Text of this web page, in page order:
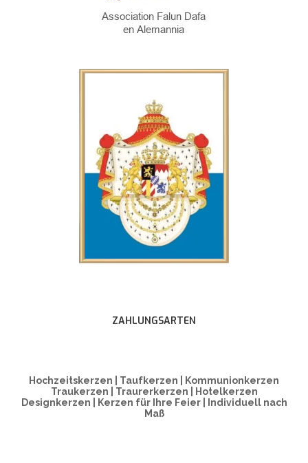
ZAHLUNGSARTEN
Hochzeitskerzen | Taufkerzen | Kommunionkerzen
Traukerzen | Traurerkerzen | Hotelkerzen
Designkerzen | Kerzen für Ihre Feier | Individuell nach
Maß